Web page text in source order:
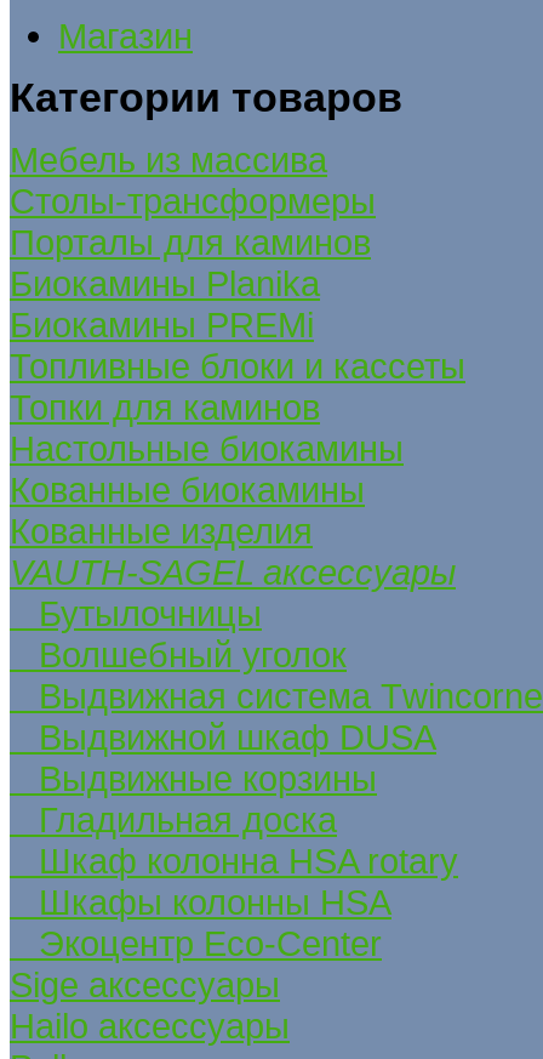
Магазин
Категории товаров
Мебель из массива
Столы-трансформеры
Порталы для каминов
Биокамины Planika
Биокамины PREMi
Топливные блоки и кассеты
Топки для каминов
Настольные биокамины
Кованные биокамины
Кованные изделия
VAUTH-SAGEL аксессуары
Бутылочницы
Волшебный уголок
Выдвижная система
Выдвижной шкаф DUSA
Выдвижные корзины
Гладильная доска
Шкаф колонна HSA rotary
Шкафы колонны HSA
Экоцентр Eco-Center
Sige аксессуары
Hailo аксессуары